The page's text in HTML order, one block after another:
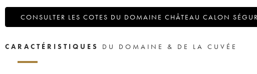
CONSULTER LES COTES DU DOMAINE CHÂTEAU CALON SÉGUR
CARACTÉRISTIQUES DU DOMAINE & DE LA CUVÉE